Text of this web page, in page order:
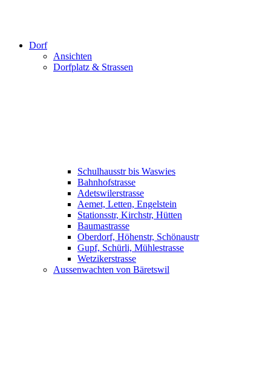
Dorf
Ansichten
Dorfplatz & Strassen
Schulhausstr bis Waswies
Bahnhofstrasse
Adetswilerstrasse
Aemet, Letten, Engelstein
Stationsstr, Kirchstr, Hütten
Baumastrasse
Oberdorf, Höhenstr, Schönaustr
Gupf, Schürli, Mühlestrasse
Wetzikerstrasse
Aussenwachten von Bäretswil